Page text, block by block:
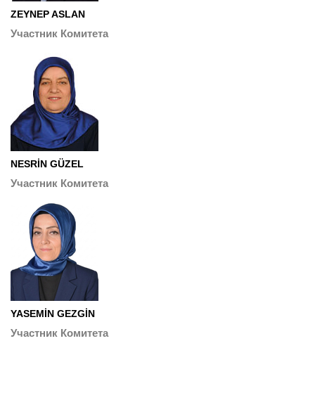
ZEYNEP ASLAN
Участник Комитета
NESRİN GÜZEL
Участник Комитета
YASEMİN GEZGİN
Участник Комитета